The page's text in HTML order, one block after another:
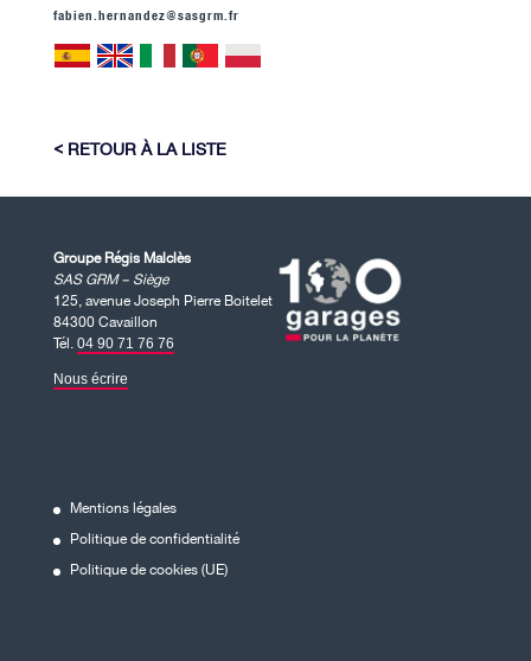
fabien.hernandez@sasgrm.fr
RETOUR À LA LISTE
Groupe Régis Malclès
SAS GRM – Siège
125, avenue Joseph Pierre Boitelet
84300 Cavaillon
Tél. 04 90 71 76 76
Nous écrire
Mentions légales
Politique de confidentialité
Politique de cookies (UE)